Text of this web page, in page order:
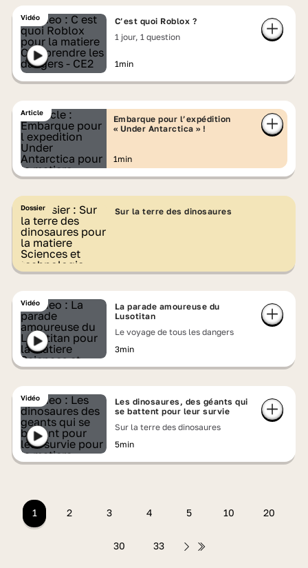
Vidéo
C’est quoi Roblox ?
1 jour, 1 question
1min
Article
Embarque pour l’expédition
« Under Antarctica » !
1min
Dossier Sur la terre des dinosaures
Vidéo
La parade amoureuse du
Lusotitan
Le voyage de tous les dangers
3min
Vidéo
Les dinosaures, des géants qui
se battent pour leur survie
Sur la terre des dinosaures
5min
1 2 3 4 5 10 20
30 33